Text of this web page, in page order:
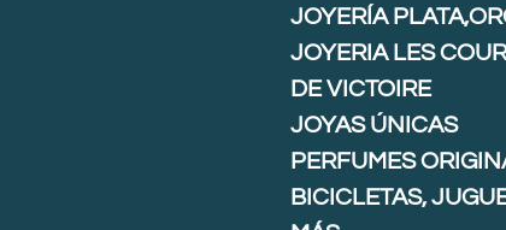
JOYERÍA
JOYERIA LES
DE VICTOIRE
JOYAS ÚNICAS
PERFUMES
BICICLETAS,